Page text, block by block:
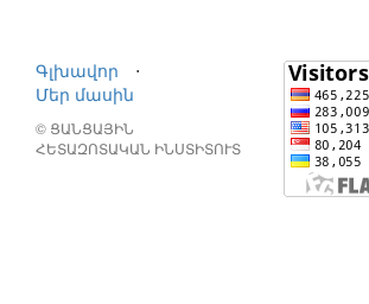
Գլխավոր
⋅
Մեր մասին
© ՑԱՆՑԱՅԻՆ
ՀԵՏԱԶՈՏԱԿԱՆ ԻՆՍՏԻՏՈՒՏ